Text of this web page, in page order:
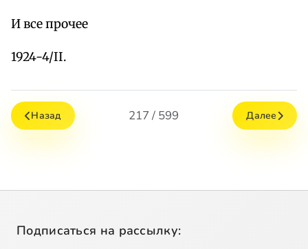
И все прочее
1924-4/II.
Назад 217 / 599 Далее
Подписаться на рассылку: